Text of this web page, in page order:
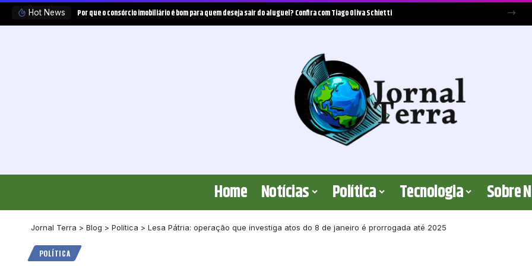
Hot News Por que o consórcio imobiliário é bom para quem deseja sair do aluguel? Confira com Tiago Oliva Schietti
Home Notícias Política Tecnologia Sobre
Jornal Terra > Blog > Política > Lesa Pátria: operação que investiga atos do 8 de janeiro é prorrogada até 2025
POLÍTICA